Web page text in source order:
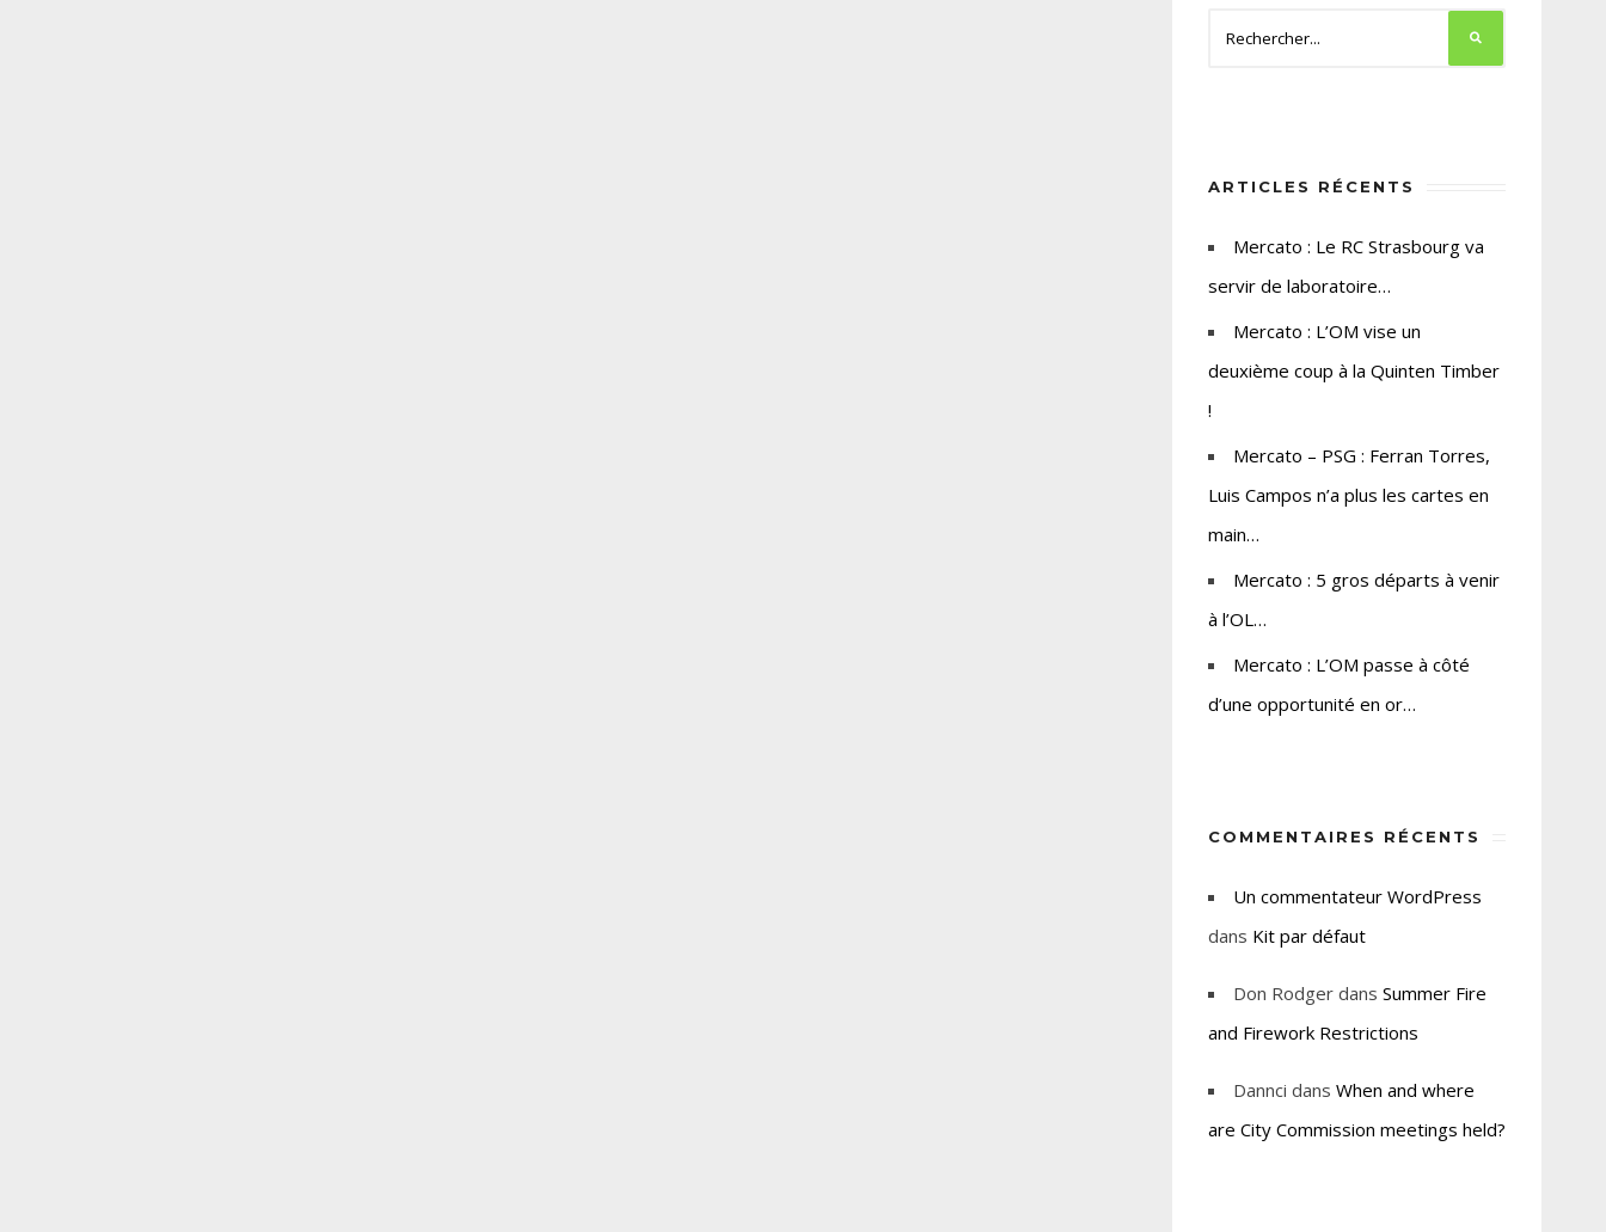
ARTICLES RÉCENTS
Mercato : Le RC Strasbourg va
servir de laboratoire…
Mercato : L’OM vise un
deuxième coup à la Quinten Timber
!
Mercato – PSG : Ferran Torres,
Luis Campos n’a plus les cartes en
main…
Mercato : 5 gros départs à venir
à l’OL…
Mercato : L’OM passe à côté
d’une opportunité en or…
COMMENTAIRES RÉCENTS
Un commentateur WordPress
dans Kit par défaut
Don Rodger dansSummer Fire
and Firework Restrictions
Dannci dansWhen and where
are City Commission meetings held?